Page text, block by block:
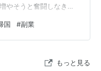
やそうと奮闘しなきゃ
が何とかしてきたので
となかったのでしょ
張本人がそんなにのん
国 #副業
もっと見る